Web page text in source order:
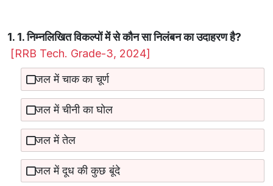
1. 1. निम्नलिखित विकल्पों में से कौन सा निलंबन का उदाहरण है?
[RRB Tech. Grade-3, 2024]
जल में चाक का चूर्ण
जल में चीनी का घोल
जल में तेल
जल में दूध की कुछ बूंदे